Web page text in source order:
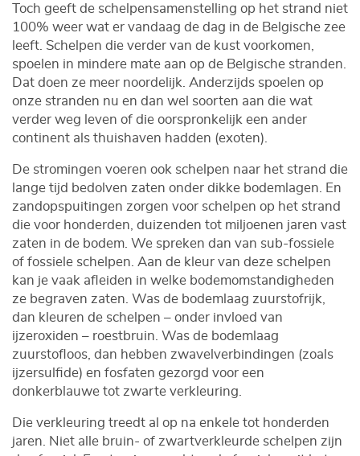
Toch geeft de schelpensamenstelling op het strand niet
100% weer wat er vandaag de dag in de Belgische zee
leeft. Schelpen die verder van de kust voorkomen,
spoelen in mindere mate aan op de Belgische stranden.
Dat doen ze meer noordelijk. Anderzijds spoelen op
onze stranden nu en dan wel soorten aan die wat
verder weg leven of die oorspronkelijk een ander
continent als thuishaven hadden (exoten).
De stromingen voeren ook schelpen naar het strand die
lange tijd bedolven zaten onder dikke bodemlagen. En
zandopspuitingen zorgen voor schelpen op het strand
die voor honderden, duizenden tot miljoenen jaren vast
zaten in de bodem. We spreken dan van sub-fossiele
of fossiele schelpen. Aan de kleur van deze schelpen
kan je vaak afleiden in welke bodemomstandigheden
ze begraven zaten. Was de bodemlaag zuurstofrijk,
dan kleuren de schelpen – onder invloed van
ijzeroxiden – roestbruin. Was de bodemlaag
zuurstofloos, dan hebben zwavelverbindingen (zoals
ijzersulfide) en fosfaten gezorgd voor een
donkerblauwe tot zwarte verkleuring.
Die verkleuring treedt al op na enkele tot honderden
jaren. Niet alle bruin- of zwartverkleurde schelpen zijn